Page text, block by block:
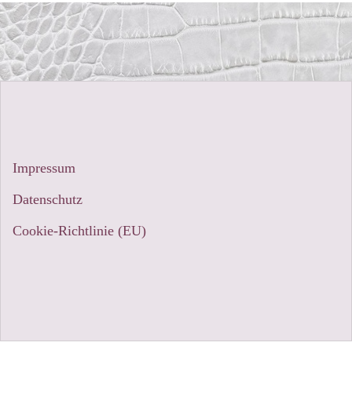
Impressum
Datenschutz
Cookie-Richtlinie (EU)